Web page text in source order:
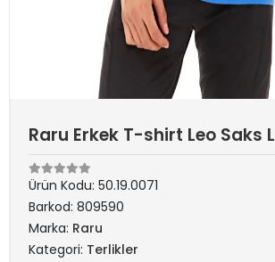
Raru Erkek T-shirt Leo Saks L
Ürün Kodu: 50.19.0071
Barkod: 809590
Marka: Raru
Kategori: Terlikler